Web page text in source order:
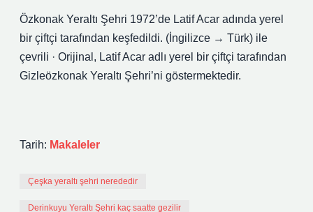
Özkonak Yeraltı Şehri 1972’de Latif Acar adında yerel
bir çiftçi tarafından keşfedildi. (İngilizce → Türk) ile
çevrili · Orijinal, Latif Acar adlı yerel bir çiftçi tarafından
Gizleözkonak Yeraltı Şehri’ni göstermektedir.
Tarih: Makaleler
Çeşka yeraltı şehri nerededir
Derinkuyu Yeraltı Şehri kaç saatte gezilir